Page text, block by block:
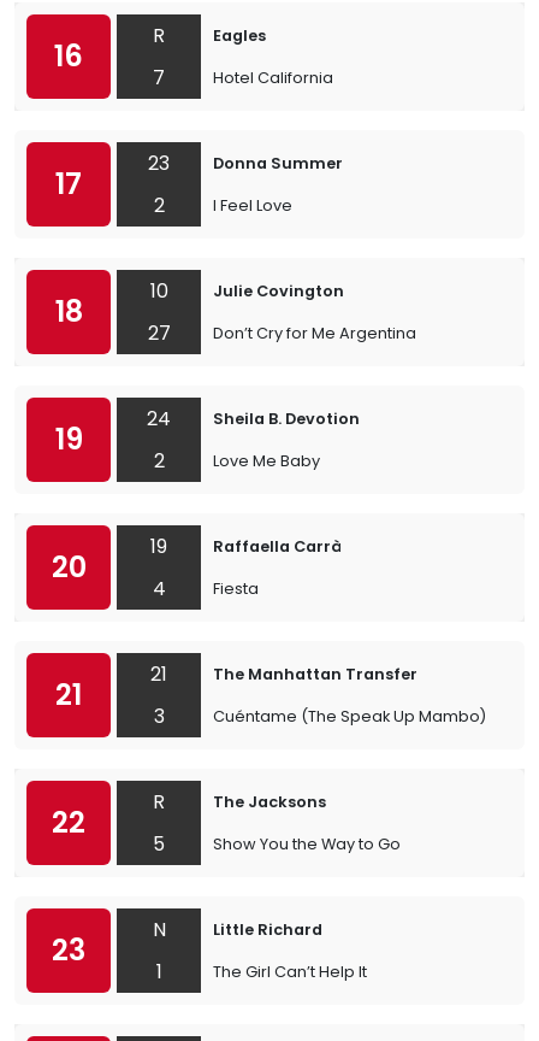
16
R
7
Eagles
Hotel California
17
23
2
Donna Summer
I Feel Love
18
10
27
Julie Covington
Don’t Cry for Me Argentina
19
24
2
Sheila B. Devotion
Love Me Baby
20
19
4
Raffaella Carrà
Fiesta
21
21
3
The Manhattan Transfer
Cuéntame (The Speak Up Mambo)
22
R
5
The Jacksons
Show You the Way to Go
23
N
1
Little Richard
The Girl Can’t Help It